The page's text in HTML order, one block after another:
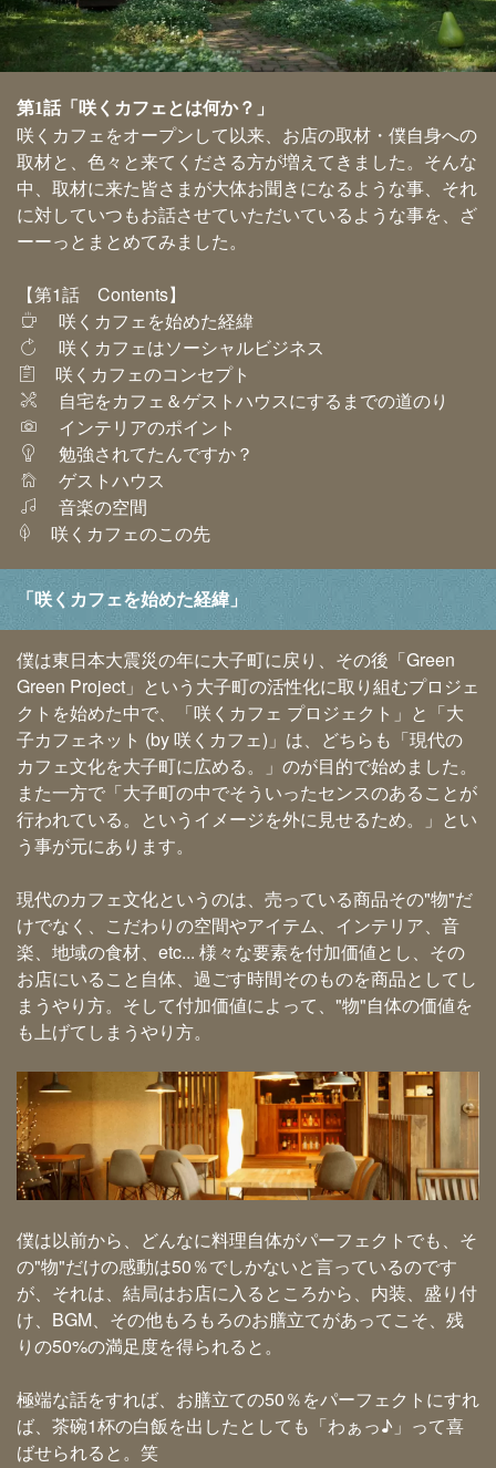
第1話「咲くカフェとは何か？」
咲くカフェをオープンして以来、お店の取材・僕自身への
取材と、色々と来てくださる方が増えてきました。そんな
中、取材に来た皆さまが大体お聞きになるような事、それ
に対していつもお話させていただいているような事を、ざ
ーーっとまとめてみました。
【第1話 Contents】
咲くカフェを始めた経緯
咲くカフェはソーシャルビジネス
咲くカフェのコンセプト
自宅をカフェ＆ゲストハウスにするまでの道のり
インテリアのポイント
勉強されてたんですか？
ゲストハウス
音楽の空間
咲くカフェのこの先
「咲くカフェを始めた経緯」
僕は東日本大震災の年に大子町に戻り、その後「Green
Green Project」という大子町の活性化に取り組むプロジェ
クトを始めた中で、「咲くカフェ プロジェクト」と「大
子カフェネット (by 咲くカフェ)」は、どちらも「現代の
カフェ文化を大子町に広める。」のが目的で始めました。
また一方で「大子町の中でそういったセンスのあることが
行われている。というイメージを外に見せるため。」とい
う事が元にあります。
現代のカフェ文化というのは、売っている商品その"物"だ
けでなく、こだわりの空間やアイテム、インテリア、音
楽、地域の食材、etc... 様々な要素を付加価値とし、その
お店にいること自体、過ごす時間そのものを商品としてし
まうやり方。そして付加価値によって、"物"自体の価値を
も上げてしまうやり方。
僕は以前から、どんなに料理自体がパーフェクトでも、そ
の"物"だけの感動は50％でしかないと言っているのです
が、それは、結局はお店に入るところから、内装、盛り付
け、BGM、その他もろもろのお膳立てがあってこそ、残
りの50%の満足度を得られると。
極端な話をすれば、お膳立ての50％をパーフェクトにすれ
ば、茶碗1杯の白飯を出したとしても「わぁっ♪」って喜
ばせられると。笑